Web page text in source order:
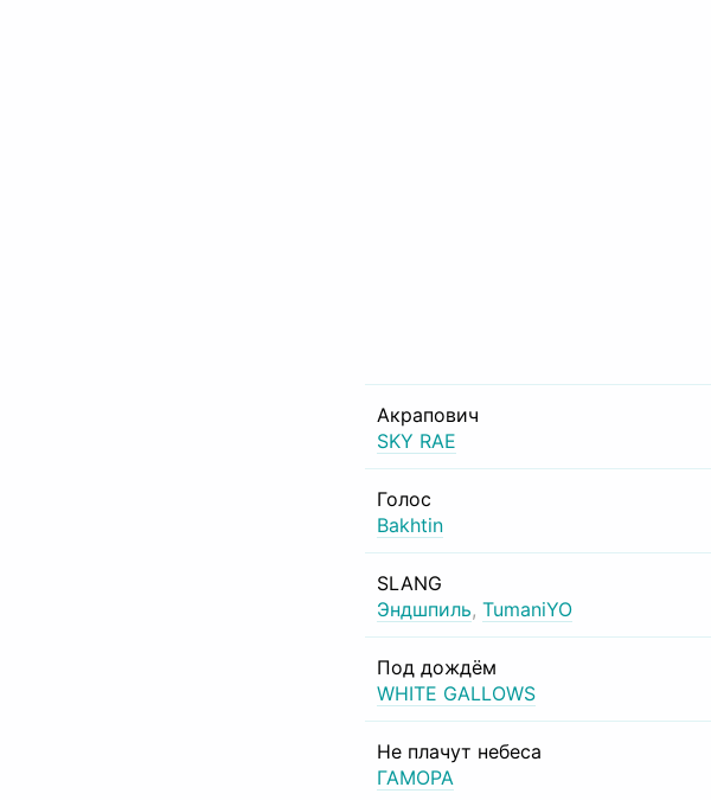
Акрапович
SKY RAE
Голос
Bakhtin
SLANG
Эндшпиль, TumaniYO
Под дождём
WHITE GALLOWS
Не плачут небеса
ГАМОРА